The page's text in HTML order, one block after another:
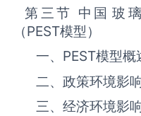
第三节 中国‌‌‌‌‌‌‌玻
（PEST模型）
一、 PEST模型概
二、政策环境影
三、‌‌‌经济环境影